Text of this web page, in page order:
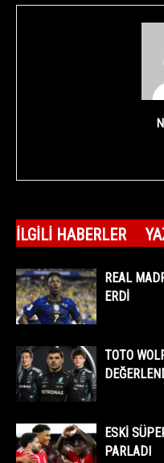
İLGILI HABERLER
REAL
ERDİ
TOTO
ESKİ
PARLADI